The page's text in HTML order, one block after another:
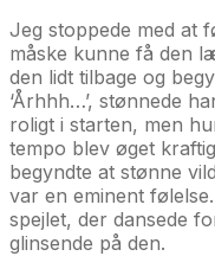
Jeg stoppede med at
måske kunne få den
den lidt tilbage og
‘Århhh…’, stønnede
roligt i starten, men
tempo blev øget
begyndte at stønne
var en eminent
spejlet, der dansede
glinsende på den.